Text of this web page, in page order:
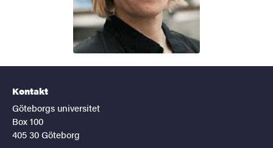
Kontakt
Göteborgs universitet
Box 100
405 30 Göteborg